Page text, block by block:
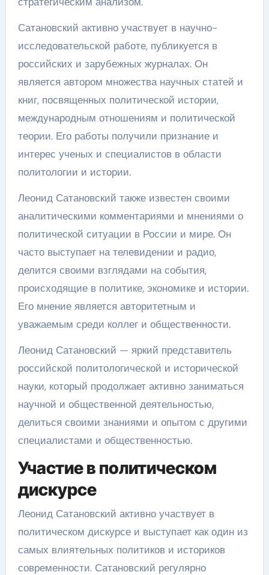
Сатановский активно участвует в научно-
исследовательской работе, публикуется в
российских и зарубежных журналах. Он
является автором множества научных статей и
книг, посвященных политической истории,
международным отношениям и политической
теории. Его работы получили признание и
интерес ученых и специалистов в области
политологии и истории.
Леонид Сатановский также известен своими
аналитическими комментариями и мнениями о
политической ситуации в России и мире. Он
часто выступает на телевидении и радио,
делится своими взглядами на события,
происходящие в политике, экономике и истории.
Его мнение является авторитетным и
уважаемым среди коллег и общественности.
Леонид Сатановский — яркий представитель
российской политологической и исторической
науки, который продолжает активно заниматься
научной и общественной деятельностью,
делиться своими знаниями и опытом с другими
специалистами и общественностью.
Участие в политическом
дискурсе
Леонид Сатановский активно участвует в
политическом дискурсе и выступает как один из
самых влиятельных политиков и историков
современности. Сатановский регулярно